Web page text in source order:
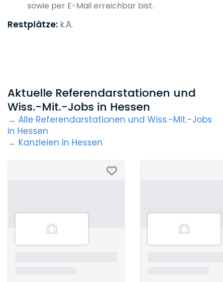
sowie per E-Mail erreichbar bist.
Restplätze: k.A.
Aktuelle Referendarstationen und
Wiss.-Mit.-Jobs in Hessen
→ Alle Referendarstationen und Wiss.-Mit.-Jobs
in Hessen
→ Kanzleien in Hessen